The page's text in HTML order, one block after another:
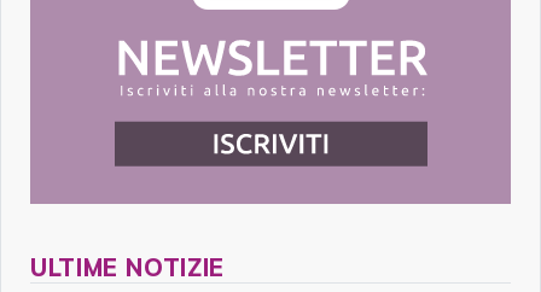
ULTIME NOTIZIE